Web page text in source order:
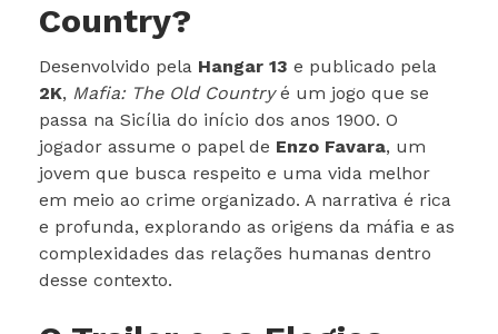
Country?
Desenvolvido pela Hangar 13 e publicado pela
2K, Mafia: The Old Countryé um jogo que se
passa na Sicília do início dos anos 1900. O
jogador assume o papel de Enzo Favara, um
jovem que busca respeito e uma vida melhor
em meio ao crime organizado. A narrativa é rica
e profunda, explorando as origens da máfia e as
complexidades das relações humanas dentro
desse contexto.